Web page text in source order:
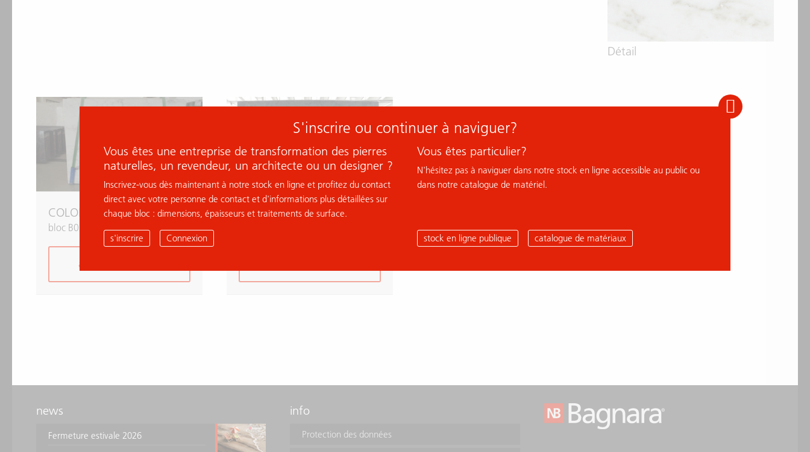
Détail
COLORADO WHITE
bloc B036983
ajouter à la demande
COLORADO WHITE
news
Fermeture estivale 2026
info
Protection des données
S'inscrire ou continuer à naviguer?
Vous êtes une entreprise de transformation des pierres
naturelles, un revendeur, un architecte ou un designer ?
Inscrivez-vous dès maintenant à notre stock en ligne et profitez du contact
direct avec votre personne de contact et d'informations plus détaillées sur
chaque bloc : dimensions, épaisseurs et traitements de surface.
Vous êtes particulier?
N'hésitez pas à naviguer dans notre stock en ligne accessible au public ou
dans notre catalogue de matériel.
s'inscrire Connexion stock en ligne publique catalogue de matériaux